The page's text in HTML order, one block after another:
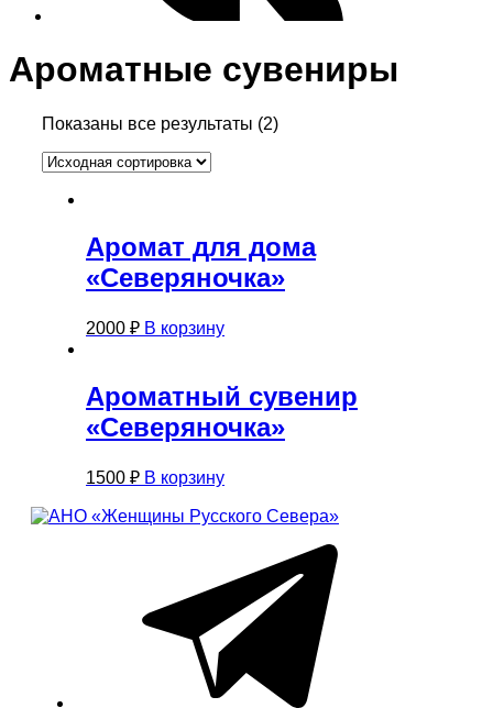
Ароматные сувениры
Показаны все результаты (2)
Аромат для дома
«Северяночка»
2000 ₽ В корзину
Ароматный сувенир
«Северяночка»
1500 ₽ В корзину